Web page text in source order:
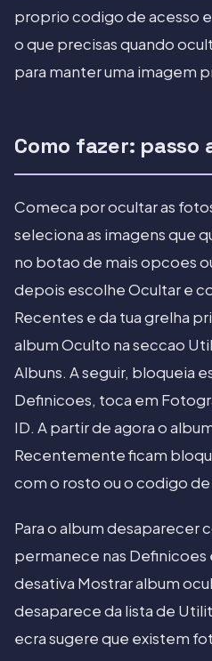
proprio codigo de acesso
o que precisas quando
para manter uma imagem
Como fazer: passo
Comeca por ocultar as
seleciona as imagens que
no botao de mais opcoes
depois escolhe Ocultar e
Recentes e da tua grelha
album Oculto na seccao
Albuns. A seguir, bloqueia
Definicoes, toca em
ID. A partir de agora o
Recentemente ficam
com o rosto ou o codigo de
Para o album desaparecer
permanece nas Definicoes
desativa Mostrar album
desaparece da lista de
ecra sugere que existem